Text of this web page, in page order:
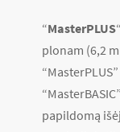
“MasterPLUS
plonam (6,2
papildomą